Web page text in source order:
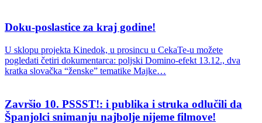
Doku-poslastice za kraj godine!
U sklopu projekta Kinedok, u prosincu u CekaTe-u možete
pogledati četiri dokumentarca: poljski Domino-efekt 13.12., dva
kratka slovačka “ženske” tematike Majke…
Završio 10. PSSST!: i publika i struka odlučili da
Španjolci snimanju najbolje nijeme filmove!